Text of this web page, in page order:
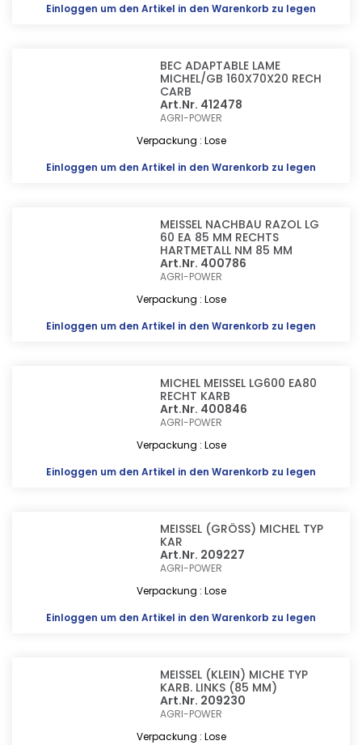
Einloggen um den Artikel in den Warenkorb zu legen
BEC ADAPTABLE LAME
MICHEL/GB 160X70X20 RECH
CARB
Art.Nr. 412478
AGRI-POWER
Verpackung : Lose
Einloggen um den Artikel in den Warenkorb zu legen
MEISSEL NACHBAU RAZOL LG
60 EA 85 MM RECHTS
HARTMETALL NM 85 MM
Art.Nr. 400786
AGRI-POWER
Verpackung : Lose
Einloggen um den Artikel in den Warenkorb zu legen
MICHEL MEISSEL LG600 EA80
RECHT KARB
Art.Nr. 400846
AGRI-POWER
Verpackung : Lose
Einloggen um den Artikel in den Warenkorb zu legen
MEISSEL (GRÖSS) MICHEL TYP
KAR
Art.Nr. 209227
AGRI-POWER
Verpackung : Lose
Einloggen um den Artikel in den Warenkorb zu legen
MEISSEL (KLEIN) MICHE TYP
KARB. LINKS (85 MM)
Art.Nr. 209230
AGRI-POWER
Verpackung : Lose